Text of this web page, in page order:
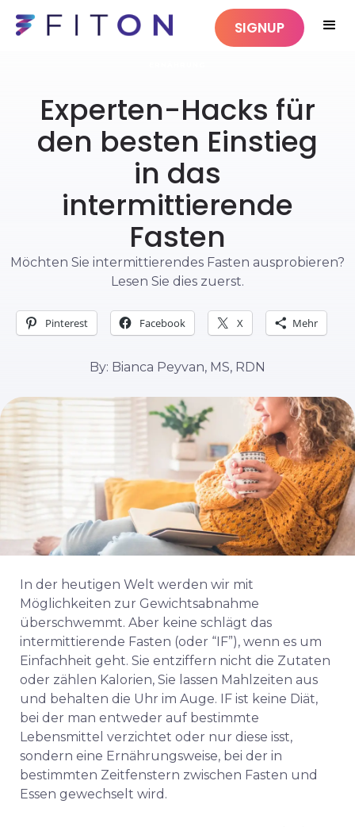
SIGNUP
Experten-Hacks für
den besten Einstieg
in das
intermittierende
Fasten
Möchten Sie intermittierendes Fasten ausprobieren?
Lesen Sie dies zuerst.
Pinterest Facebook X Mehr
By: Bianca Peyvan, MS, RDN
In der heutigen Welt werden wir mit
Möglichkeiten zur Gewichtsabnahme
überschwemmt. Aber keine schlägt das
intermittierende Fasten (oder “IF”), wenn es um
Einfachheit geht. Sie entziffern nicht die Zutaten
oder zählen Kalorien, Sie lassen Mahlzeiten aus
und behalten die Uhr im Auge. IF ist keine Diät,
bei der man entweder auf bestimmte
Lebensmittel verzichtet oder nur diese isst,
sondern eine Ernährungsweise, bei der in
bestimmten Zeitfenstern zwischen Fasten und
Essen gewechselt wird.